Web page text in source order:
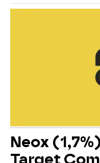
Neox
Target